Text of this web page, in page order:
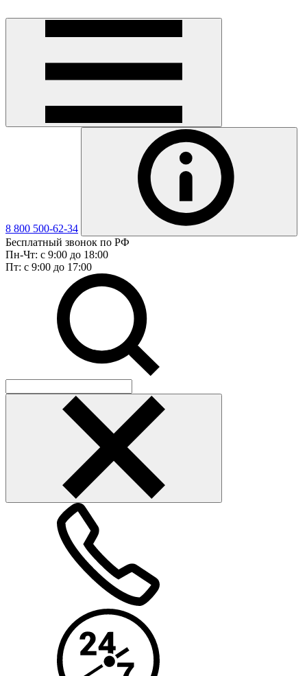
8 800 500-62-34
Бесплатный звонок по РФ
Пн-Чт: с 9:00 до 18:00
Пт: с 9:00 до 17:00